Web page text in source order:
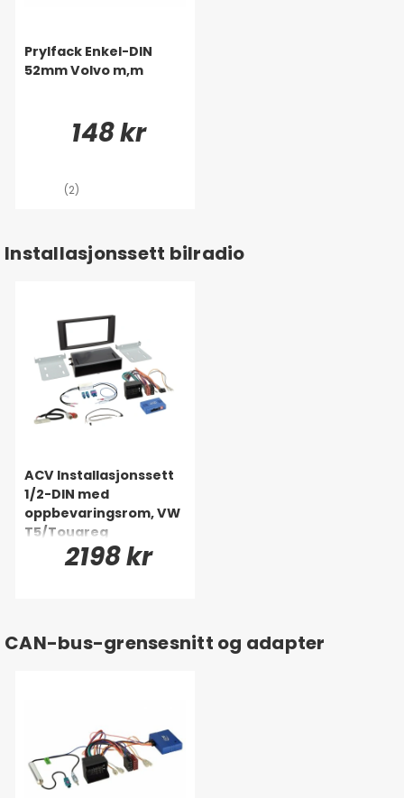
Prylfack Enkel-DIN
52mm Volvo m,m
148 kr
(2)
Installasjonssett bilradio
ACV Installasjonssett
1/2-DIN med
oppbevaringsrom, VW
T5/Touareg
2198 kr
CAN-bus-grensesnitt og adapter